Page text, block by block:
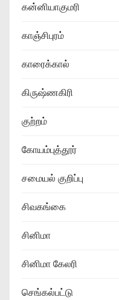
கன்னியாகுமரி
காஞ்சிபுரம்
காரைக்கால்
கிருஷ்ணகிரி
குற்றம்
கோயம்புத்தூர்
சமையல் குறிப்பு
சிவகங்கை
சினிமா
சினிமா கேலரி
செங்கல்பட்டு